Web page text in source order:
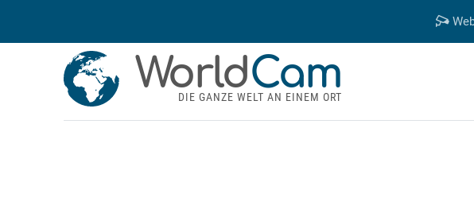
WorldCam
DIE GANZE WELT AN EINEM ORT